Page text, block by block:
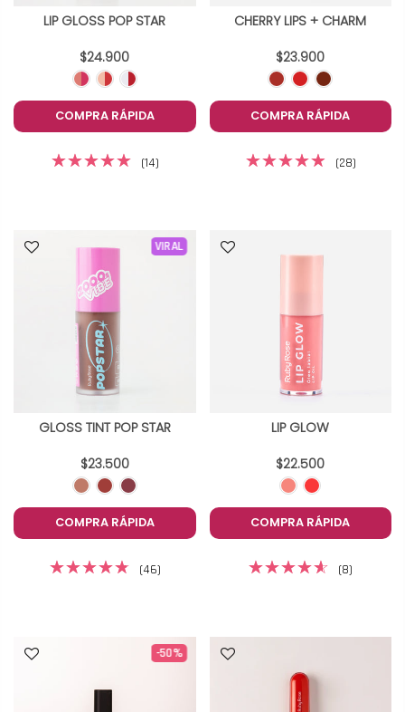
LIP GLOSS POP STAR
$24.900
COMPRA RÁPIDA
(14)
CHERRY LIPS + CHARM
$23.900
COMPRA RÁPIDA
(28)
VIRAL
GLOSS TINT POP STAR
$23.500
COMPRA RÁPIDA
(46)
LIP GLOW
$22.500
COMPRA RÁPIDA
(8)
-50%